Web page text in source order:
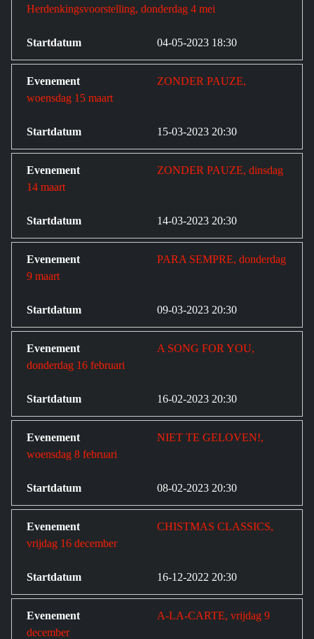
Herdenkingsvoorstelling, donderdag 4 mei
04-05-2023 18:30
ZONDER PAUZE,
woensdag 15 maart
15-03-2023 20:30
ZONDER PAUZE, dinsdag
14 maart
14-03-2023 20:30
PARA SEMPRE, donderdag
9 maart
09-03-2023 20:30
A SONG FOR YOU,
donderdag 16 februari
16-02-2023 20:30
NIET TE GELOVEN!,
woensdag 8 februari
08-02-2023 20:30
CHISTMAS CLASSICS,
vrijdag 16 december
16-12-2022 20:30
A-LA-CARTE, vrijdag 9
december